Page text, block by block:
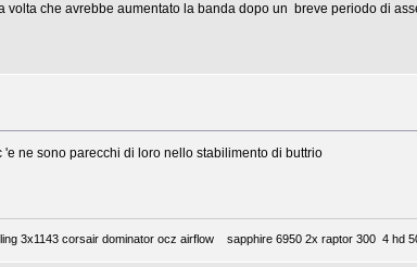
volta che avrebbe aumentato la banda dopo un breve periodo di
ne sono parecchi di loro nello stabilimento di buttrio
3x1143 corsair dominator ocz airflow sapphire 6950 2x raptor 300 4 hd